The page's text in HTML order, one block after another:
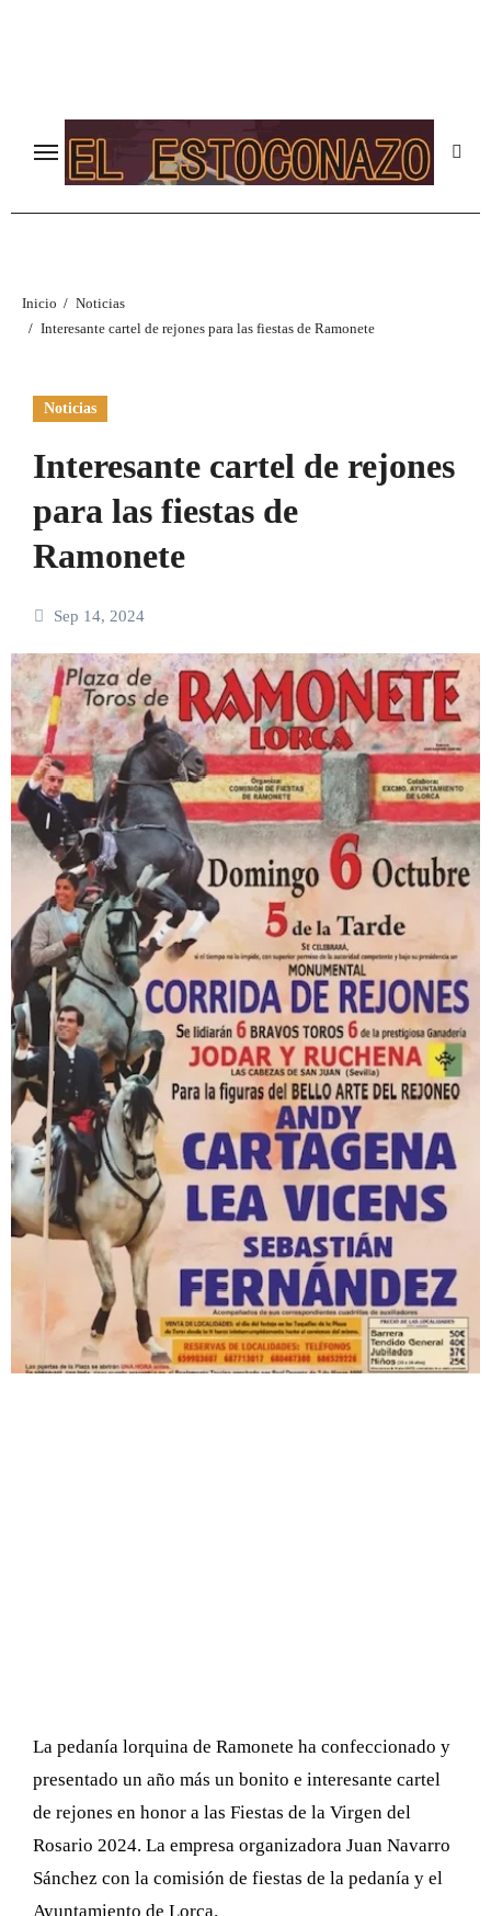
Inicio
Noticias
Interesante cartel de rejones para las fiestas de Ramonete
Noticias
Interesante cartel de rejones
para las fiestas de
Ramonete
Sep 14, 2024
La pedanía lorquina de Ramonete ha confeccionado y
presentado un año más un bonito e interesante cartel
de rejones en honor a las Fiestas de la Virgen del
Rosario 2024. La empresa organizadora Juan Navarro
Sánchez con la comisión de fiestas de la pedanía y el
Ayuntamiento de Lorca.